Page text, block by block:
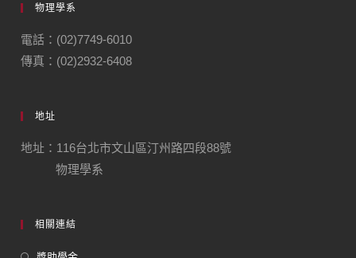
物理學系
電話：(02)7749-6010
傳真：(02)2932-6408
地址
地址：116台北市文山區汀州路四段88號
物理學系
相關連結